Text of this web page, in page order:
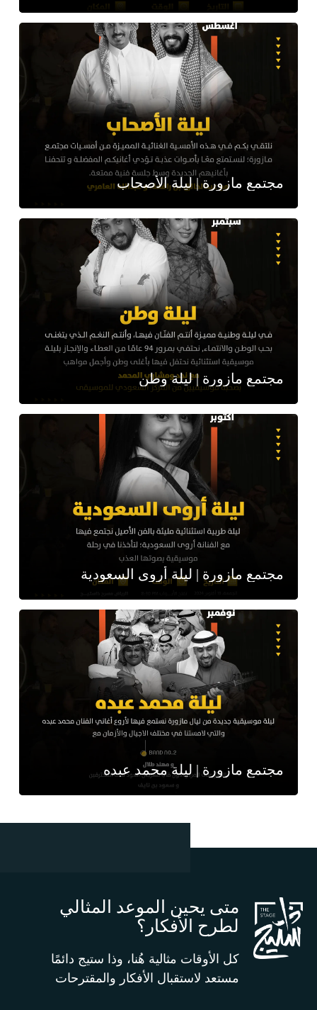
مجتمع مازورة | ليلة الأصحاب
مجتمع مازورة | ليلة وطن
مجتمع مازورة | ليلة أروى السعودية
مجتمع مازورة | ليلة محمد عبده
متى يحين الموعد المثالي
لطرح الأفكار؟
كل الأوقات مثالية هُنا، وذا ستيج دائمًا
مستعد لاستقبال الأفكار والمقترحات